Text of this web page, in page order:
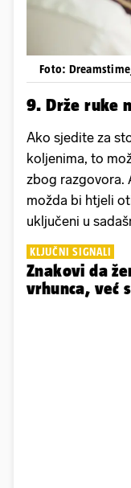
Foto:
9. Drže ruke
Ako sjedite za
koljenima, to
zbog razgovora.
možda bi htjeli
uključeni u
KLJUČNI SIGNALI
Znakovi da
vrhunca, već